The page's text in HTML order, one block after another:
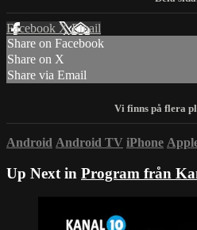
Facebook XEmail
Share on Facebook
Share on X
Share via Email
Android Android TV iPhone
Up Next in Program från